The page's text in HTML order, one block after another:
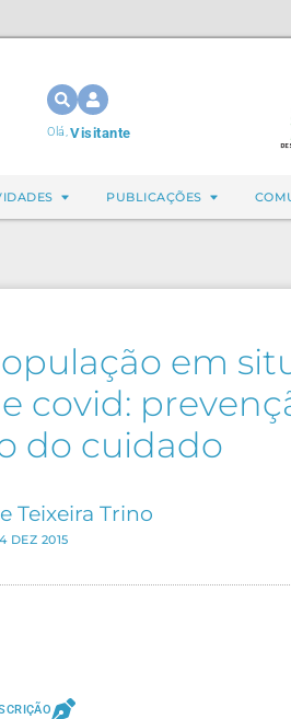
Olá,Visitante
PUBLICAÇÕES
em
covid:
do cuidado
Teixeira Trino
DEZ 2015